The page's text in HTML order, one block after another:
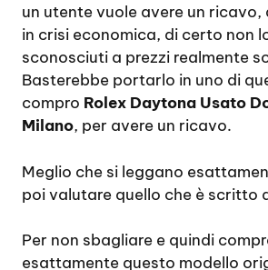
un utente vuole avere un ricavo,
in crisi economica, di certo non
sconosciuti a prezzi realmente
Basterebbe portarlo in uno di
compro Rolex Daytona Usato
Milano, per avere un ricavo.
Meglio che si leggano
poi valutare quello che è scritto
Per non sbagliare e quindi
esattamente questo modello